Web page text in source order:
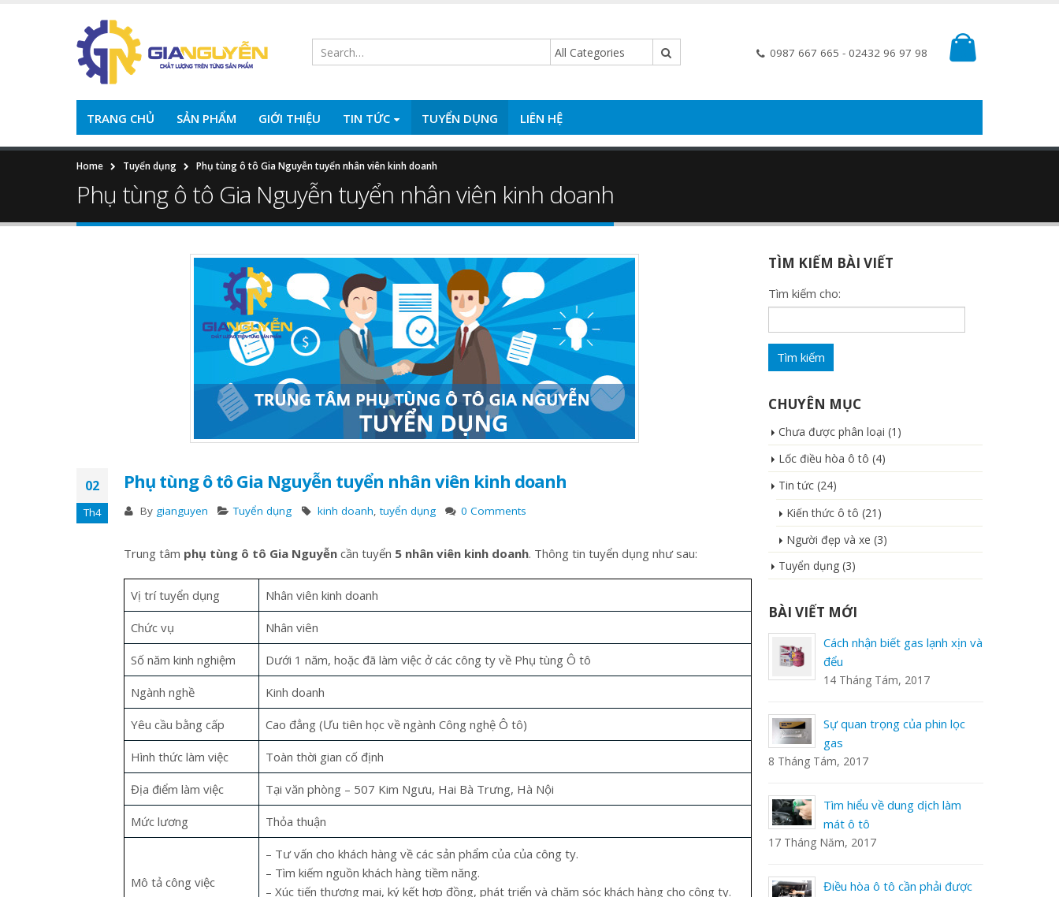
0987 667 665 - 02432 96 97 98
TRANG CHỦ SẢN PHẨM GIỚI THIỆU TIN TỨC TUYỂN DỤNG LIÊN HỆ
Home Tuyển dụng Phụ tùng ô tô Gia Nguyễn tuyển nhân viên kinh doanh
Phụ tùng ô tô Gia Nguyễn tuyển nhân viên kinh doanh
02
Th4
Phụ tùng ô tô Gia Nguyễn tuyển nhân viên kinh doanh
By gianguyen Tuyển dụng kinh doanh,tuyển dụng 0 Comments
Trung tâm phụ tùng ô tô Gia Nguyễn cần tuyển 5 nhân viên kinh doanh. Thông tin tuyển dụng như sau:
Vị trí tuyển dụng Nhân viên kinh doanh
Chức vụ Nhân viên
Số năm kinh nghiệm Dưới 1 năm, hoặc đã làm việc ở các công ty về Phụ tùng Ô tô
Ngành nghề Kinh doanh
Yêu cầu bằng cấp Cao đẳng (Ưu tiên học về ngành Công nghệ Ô tô)
Hình thức làm việc Toàn thời gian cố định
Địa điểm làm việc Tại văn phòng – 507 Kim Ngưu, Hai Bà Trưng, Hà Nội
Mức lương Thỏa thuận
Mô tả công việc
– Tư vấn cho khách hàng về các sản phẩm của của công ty.
– Tìm kiếm nguồn khách hàng tiềm năng.
– Xúc tiến thương mại, ký kết hợp đồng, phát triển và chăm sóc khách hàng cho công ty.
TÌM KIẾM BÀI VIẾT
Tìm kiếm cho:
CHUYÊN MỤC
Chưa được phân loại (1)
Lốc điều hòa ô tô (4)
Tin tức(24)
Kiến thức ô tô (21)
Người đẹp và xe (3)
Tuyển dụng(3)
BÀI VIẾT MỚI
Lốc 32 – Lốc Hyundai County 32
7 Tháng Mười, 2020
ĐIỀU HÒA Ô TÔ/ MÁY LẠNH
Ô TÔ KHI VÀO HÈ
13 Tháng Sáu, 2019
Dàn “bóng hồng” tỏa sáng tại
Bangkok International Motor
Show 2019
6 Tháng Năm, 2019
Đánh giá Mazda CX-5 Turbo
Cách nhận biết gas lạnh xịn và
đểu
14 Tháng Tám, 2017
Sự quan trọng của phin lọc
gas
8 Tháng Tám, 2017
Tìm hiểu về dung dịch làm
17 Tháng Năm, 2017
Điều hòa ô tô cần phải được
Lốc 32 – Lốc Hyundai County 32
7 Tháng Mười, 2020
ĐIỀU HÒA Ô TÔ/ MÁY LẠNH
13 Tháng Sáu, 2019
Bangkok International Motor
6 Tháng Năm, 2019
Đánh giá Mazda CX-5 Turbo
Cách nhận biết gas lạnh xịn và
đểu
14 Tháng Tám, 2017
Sự quan trọng của phin lọc
gas
8 Tháng Tám, 2017
Tìm hiểu về dung dịch làm
mát ô tô
17 Tháng Năm, 2017
Điều hòa ô tô cần phải được